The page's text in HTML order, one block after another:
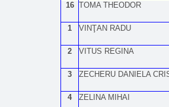
16 TOMA THEODOR
1 VINŢAN RADU
2 VITUS REGINA
3 ZECHERU DANIELA
4 ZELINA MIHAI